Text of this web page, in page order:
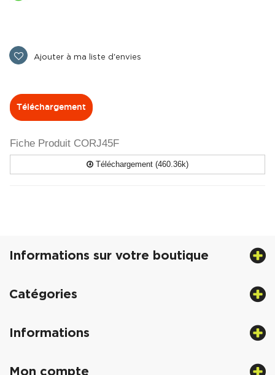
Ajouter à ma liste d'envies
Téléchargement
Fiche Produit CORJ45F
Téléchargement (460.36k)
Informations sur votre boutique
Catégories
Informations
Mon compte